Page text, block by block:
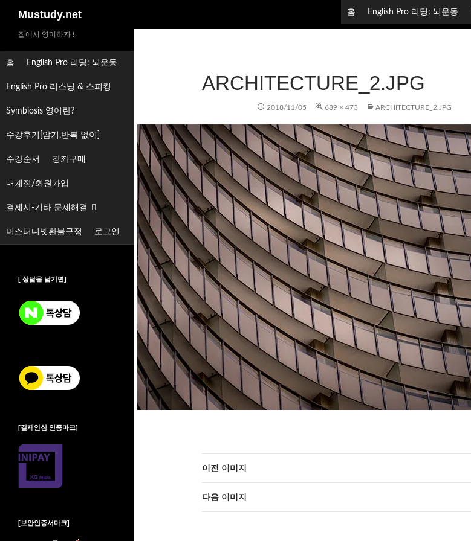
Mustudy.net 홈 English Pro 리딩: 뇌운동
ARCHITECTURE_2.JPG
2018/11/05 689 × 473 ARCHITECTURE_2.JPG
이전 이미지
다음 이미지
집에서 영어하자 !
홈 English Pro 리딩: 뇌운동
English Pro 리스닝 & 스피킹
Symbiosis 영어란?
수강후기[암기,반복 없이]
수강순서 강좌구매
내계정/회원가입
결제시-기타 문제해결
머스터디넷환불규정 로그인
[ 상담을 남기면]
[결제안심 인증마크]
[보안인증서마크]